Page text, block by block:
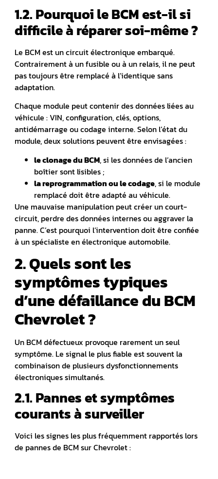
1.2. Pourquoi le BCM est-il si
difficile à réparer soi-même ?
Le BCM est un circuit électronique embarqué.
Contrairement à un fusible ou à un relais, il ne peut
pas toujours être remplacé à l’identique sans
adaptation.
Chaque module peut contenir des données liées au
véhicule : VIN, configuration, clés, options,
antidémarrage ou codage interne.Selon l’état du
module, deux solutions peuvent être envisagées :
le clonage du BCM, si les données de l’ancien
boîtier sont lisibles ;
la reprogrammation ou le codage, si le module
remplacé doit être adapté au véhicule.
Une mauvaise manipulation peut créer un court-
circuit, perdre des données internes ou aggraver la
panne.C’est pourquoi l’intervention doit être confiée
à un spécialiste en électronique automobile.
2. Quels sont les
symptômes typiques
d’une défaillance du BCM
Chevrolet ?
Un BCM défectueux provoque rarement un seul
symptôme. Le signal le plus fiable est souvent la
combinaison de plusieurs dysfonctionnements
électroniques simultanés.
2.1. Pannes et symptômes
courants à surveiller
Voici les signes les plus fréquemment rapportés lors
de pannes de BCM sur Chevrolet :